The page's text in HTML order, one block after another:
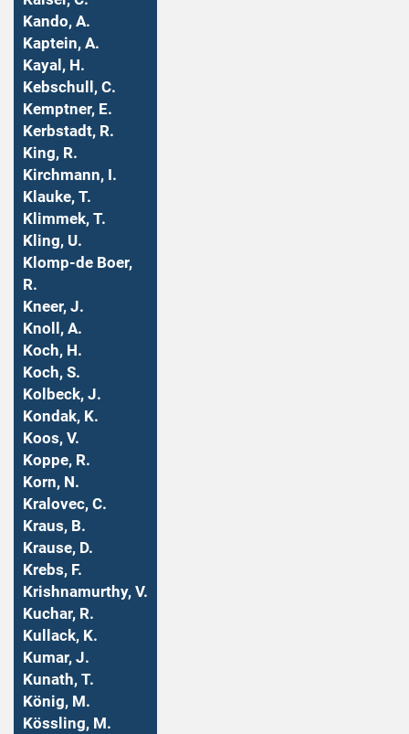
Kando, A.
Kaptein, A.
Kayal, H.
Kebschull, C.
Kemptner, E.
Kerbstadt, R.
King, R.
Kirchmann, I.
Klauke, T.
Klimmek, T.
Kling, U.
Klomp-de Boer,
R.
Kneer, J.
Knoll, A.
Koch, H.
Koch, S.
Kolbeck, J.
Kondak, K.
Koos, V.
Koppe, R.
Korn, N.
Kralovec, C.
Kraus, B.
Krause, D.
Krebs, F.
Krishnamurthy, V.
Kuchar, R.
Kullack, K.
Kumar, J.
Kunath, T.
König, M.
Kössling, M.